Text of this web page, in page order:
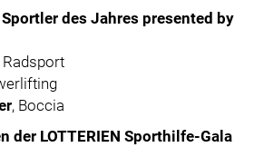
des Jahres presented by
Radsport
, Boccia
der LOTTERIEN Sporthilfe-Gala